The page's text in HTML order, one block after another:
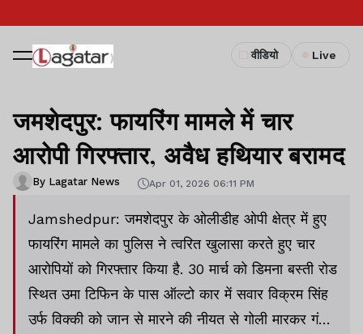
वीडियो Live
जमशेदपुर: फायरिंग मामले में चार
आरोपी गिरफ्तार, अवैध हथियार बरामद
By Lagatar News Apr 01, 2026 06:11 PM
Jamshedpur: जमशेदपुर के ओलीडीह ओपी क्षेत्र में हुए
फायरिंग मामले का पुलिस ने त्वरित खुलासा करते हुए चार
आरोपियों को गिरफ्तार किया है. 30 मार्च को डिमना बस्ती रोड
स्थित उमा टिफिन के पास ऑल्टो कार में सवार विक्रम सिंह
उर्फ विक्की को जान से मारने की नीयत से गोली मारकर गंभीर